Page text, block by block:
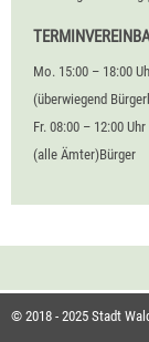
Mo. 15:00 – 18:00
(überwiegend
Fr. 08:00 – 12:00 Uhr
(alle Ämter)Bürger
© 2018 - 2025 Stadt